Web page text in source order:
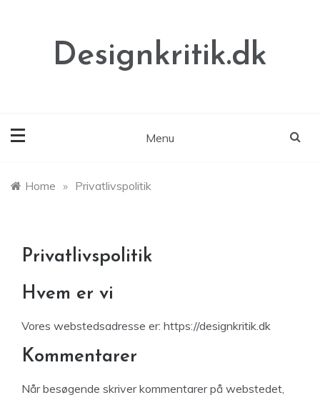
Designkritik.dk
Menu
Home » Privatlivspolitik
Privatlivspolitik
Hvem er vi
Vores webstedsadresse er: https://designkritik.dk
Kommentarer
Når besøgende skriver kommentarer på webstedet,